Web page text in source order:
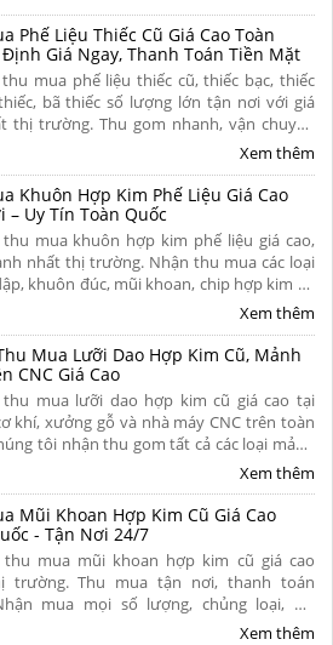
Phế Liệu Thiếc Cũ Giá Cao Toàn
Giá Ngay, Thanh Toán Tiền Mặt
thu mua phế liệu thiếc cũ, thiếc bạc, thiếc
bã thiếc số lượng lớn tận nơi với giá
thị trường. Thu gom nhanh, vận chuyển
thanh toán liền tay và có hoa hồng cao
Xem thêm
Khuôn Hợp Kim Phế Liệu Giá Cao
– Uy Tín Toàn Quốc
thu mua khuôn hợp kim phế liệu giá cao,
nhất thị trường. Nhận thu mua các loại
khuôn đúc, mũi khoan, chip hợp kim cũ
nơi. Cân đo uy tín, khảo sát nhanh chóng,
nay!
Xem thêm
Mua Lưỡi Dao Hợp Kim Cũ, Mảnh
CNC Giá Cao
thu mua lưỡi dao hợp kim cũ giá cao tại
khí, xưởng gỗ và nhà máy CNC trên toàn
tôi nhận thu gom tất cả các loại mảnh
cũ, dao phay ngón carbide, mũi khoan siêu
Liên hệ ngay.
Xem thêm
Mũi Khoan Hợp Kim Cũ Giá Cao
- Tận Nơi 24/7
thu mua mũi khoan hợp kim cũ giá cao
trường. Thu mua tận nơi, thanh toán
mua mọi số lượng, chủng loại, hư
vỡ từ xưởng cơ khí. Liên hệ ngay để nhận
Xem thêm